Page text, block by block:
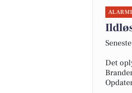
Det